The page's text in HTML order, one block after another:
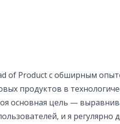
of Product с обширным
продуктов в
основная цель —
и я регулярно